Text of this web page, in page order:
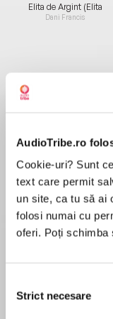
AudioTribe.ro
Cookie-uri? Sunt
text care permit
un site, ca tu să ai
folosi numai cu
oferi. Poți schimba
consimțământului
Strict necesare
Elita de Argint (Elita
de...
Dani Francis
Despre
În urma unui
unei entităţi
permanenţă pe
puteri
preluat
pentru
fără să
a petrecut
urmărindu-i şi
MAI MULT
Recenzii
Acțiune non-
doresc sa